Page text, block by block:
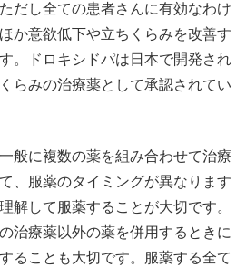
だし全ての患者さんに有効なわけ
か意欲低下や立ちくらみを改善す
。ドロキシドパは日本で開発され
らみの治療薬として承認されてい
般に複数の薬を組み合わせて治療
、服薬のタイミングが異なります
解して服薬することが大切です。
治療薬以外の薬を併用するときに
ることも大切です。服薬する全て